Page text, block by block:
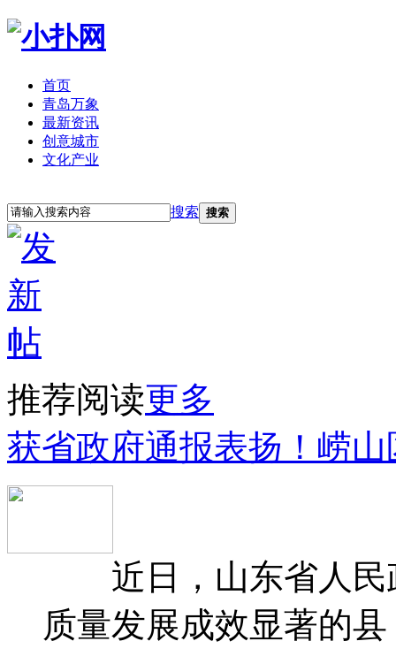
首页
青岛万象
最新资讯
创意城市
文化产业
搜索 搜索
推荐阅读更多
获省政府通报表扬！崂
近日，山东省人民
质量发展成效显著的